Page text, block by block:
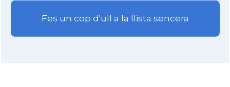
Fes un cop d'ull a la llista sencera